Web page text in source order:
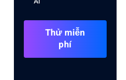
Thử miễn
phí